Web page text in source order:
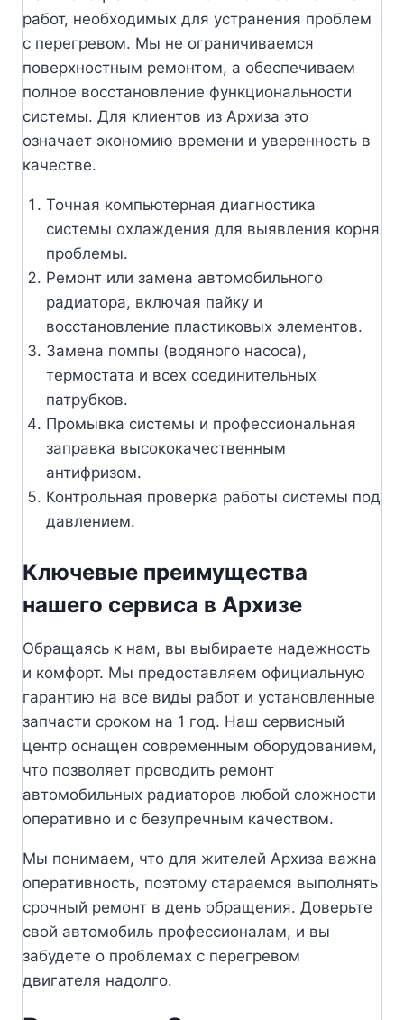
работ, необходимых для устранения проблем
с перегревом. Мы не ограничиваемся
поверхностным ремонтом, а обеспечиваем
полное восстановление функциональности
системы. Для клиентов из Архиза это
означает экономию времени и уверенность в
качестве.
Точная компьютерная диагностика
системы охлаждения для выявления корня
проблемы.
Ремонт или замена автомобильного
радиатора, включая пайку и
восстановление пластиковых элементов.
Замена помпы (водяного насоса),
термостата и всех соединительных
патрубков.
Промывка системы и профессиональная
заправка высококачественным
антифризом.
Контрольная проверка работы системы под
давлением.
Ключевые преимущества
нашего сервиса в Архизе
Обращаясь к нам, вы выбираете надежность
и комфорт. Мы предоставляем официальную
гарантию на все виды работ и установленные
запчасти сроком на 1 год. Наш сервисный
центр оснащен современным оборудованием,
что позволяет проводить ремонт
автомобильных радиаторов любой сложности
оперативно и с безупречным качеством.
Мы понимаем, что для жителей Архиза важна
оперативность, поэтому стараемся выполнять
срочный ремонт в день обращения. Доверьте
свой автомобиль профессионалам, и вы
забудете о проблемах с перегревом
двигателя надолго.